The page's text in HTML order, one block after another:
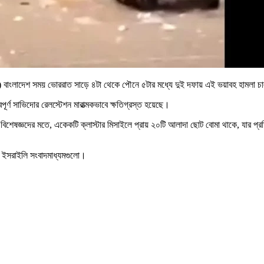
বাংলাদেশ সময় ভোররাত সাড়ে ৪টা থেকে পৌনে ৫টার মধ্যে দুই দফায় এই ভয়াবহ
সাভিদোর রেলস্টেশন মারাত্মকভাবে ক্ষতিগ্রস্ত হয়েছে।
মতে, একেকটি ক্লাস্টার মিসাইলে প্রায় ২০টি আলাদা ছোট বোমা থাকে,
সংবাদমাধ্যমগুলো।